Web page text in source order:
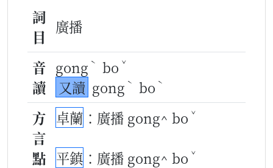
詞
目
廣播
音
讀
gong ˋ bo ˇ
又讀 gong ˋ bo ˋ
方
言
點
卓蘭 ：廣播 gong^ bo ˇ
平鎮 ：廣播 gong^ bo ˇ